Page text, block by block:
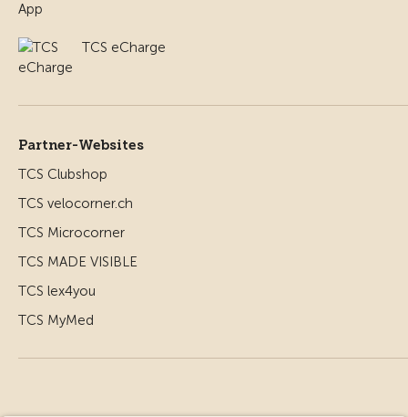
TCS eCharge
Partner-Websites
TCS Clubshop
TCS velocorner.ch
TCS Microcorner
TCS MADE VISIBLE
TCS lex4you
TCS MyMed